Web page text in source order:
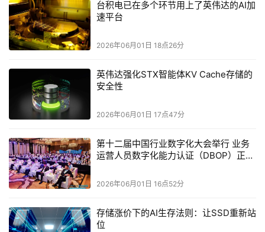
警报检测功能，降噪体验更加出众。
三星Galaxy Buds4系列支持24-bit/96kHz高解析音频，
通过三星音频编解码技术（SSC）忠实保留原始录音中的海
量信息；配合智能优化的数据传输，有效减少可闻失真与音
频中断现象，确保聆听始终稳定流畅。配置方面，三星
台积电已在多个环节用上了英伟达的AI加
速平台
2026年06月01日 18点26分
英伟达强化STX智能体KV Cache存储的
安全性
2026年06月01日 17点47分
第十二届中国行业数字化大会举行 业务
运营人员数字化能力认证（DBOP）正式
2026年06月01日 16点52分
存储涨价下的AI生存法则：让SSD重新站
位